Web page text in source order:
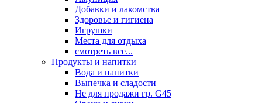
Добавки и лакомства
Здоровье и гигиена
Игрушки
Места для отдыха
смотреть все...
Продукты и напитки
Вода и напитки
Выпечка и сладости
Не для продажи гр. G45